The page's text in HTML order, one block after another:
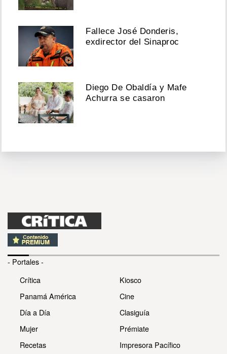
Fallece José Donderis,
exdirector del Sinaproc
Diego De Obaldía y Mafe
Achurra se casaron
- Portales -
Crítica
Panamá América
Día a Día
Mujer
Recetas
Kiosco
Cine
Clasiguía
Prémiate
Impresora Pacífico